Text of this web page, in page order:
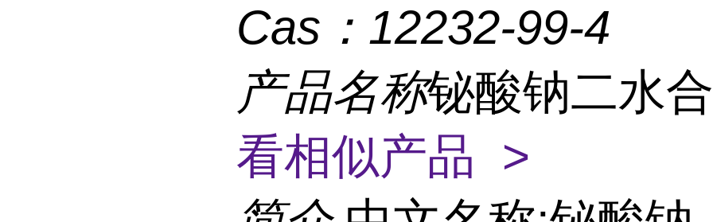
Cas： 12232-99-4
产品名称铋酸钠二水
看相似产品 >